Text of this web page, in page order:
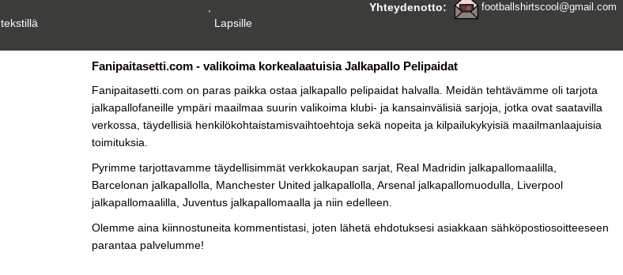
tekstillä Lapsille
Yhteydenotto: footballshirtscool@gmail.com
Fanipaitasetti.com - valikoima korkealaatuisia Jalkapallo Pelipaidat
Fanipaitasetti.com on paras paikka ostaa jalkapallo pelipaidat halvalla . Meidän tehtävämme oli tarjota
jalkapallofaneille ympäri maailmaa suurin valikoima klubi- ja kansainvälisiä sarjoja, jotka ovat saatavilla
verkossa, täydellisiä henkilökohtaistamisvaihtoehtoja sekä nopeita ja kilpailukykyisiä maailmanlaajuisia
toimituksia.
Pyrimme tarjottavamme täydellisimmät verkkokaupan sarjat, Real Madridin jalkapallomaalilla,
Barcelonan jalkapallolla, Manchester United jalkapallolla, Arsenal jalkapallomuodulla, Liverpool
jalkapallomaalilla, Juventus jalkapallomaalla ja niin edelleen.
Olemme aina kiinnostuneita kommentistasi, joten lähetä ehdotuksesi asiakkaan sähköpostiosoitteeseen
parantaa palvelumme!